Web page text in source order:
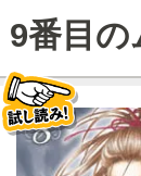
9番目
試し読み！